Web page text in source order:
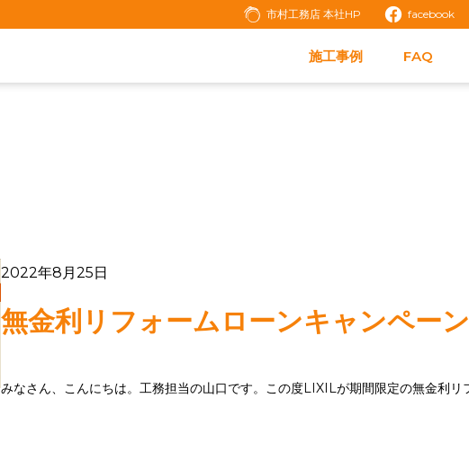
市村工務店 本社HP facebook
施工事例 FAQ
2022年8月25日
無金利リフォームローンキャンペーン